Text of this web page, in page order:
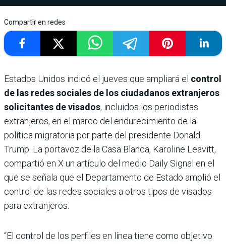
Compartir en redes
Estados Unidos indicó el jueves que ampliará el control
de las redes sociales de los ciudadanos extranjeros
solicitantes de visados, incluidos los periodistas
extranjeros, en el marco del endurecimiento de la
política migratoria por parte del presidente Donald
Trump. La portavoz de la Casa Blanca, Karoline Leavitt,
compartió en X un artículo del medio Daily Signal en el
que se señala que el Departamento de Estado amplió el
control de las redes sociales a otros tipos de visados
para extranjeros.
“El control de los perfiles en línea tiene como objetivo